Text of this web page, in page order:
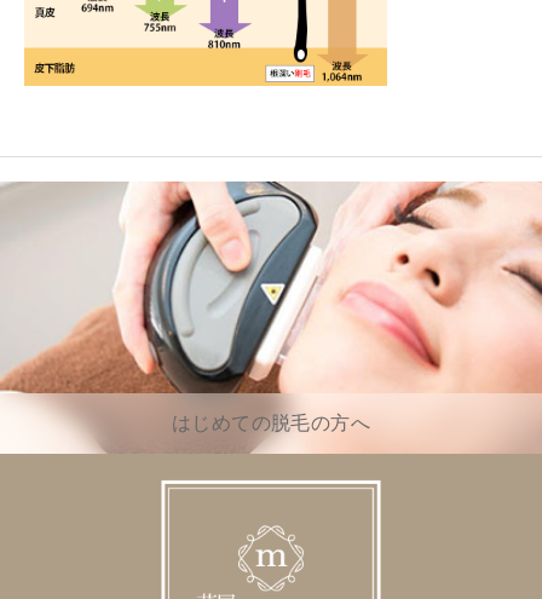
はじめての脱毛の方へ